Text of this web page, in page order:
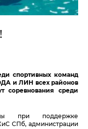
спортивных команд
и ЛИН всех районов
соревнования среди
при поддержке
СПб, администрации